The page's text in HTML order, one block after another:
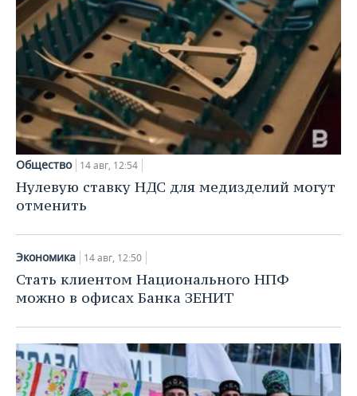
Общество 14 авг, 12:54
Нулевую ставку НДС для медизделий могут
отменить
Экономика 14 авг, 12:50
Стать клиентом Национального НПФ
можно в офисах Банка ЗЕНИТ